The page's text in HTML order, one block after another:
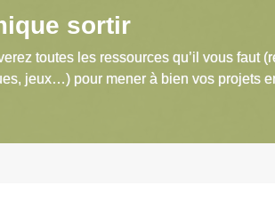
sortir
toutes les ressources qu’il vous faut
jeux…) pour mener à bien vos projets